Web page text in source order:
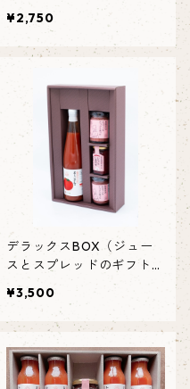
¥2,750
デラックスBOX（ジュー
スとスプレッドのギフトセ
ット）
¥3,500